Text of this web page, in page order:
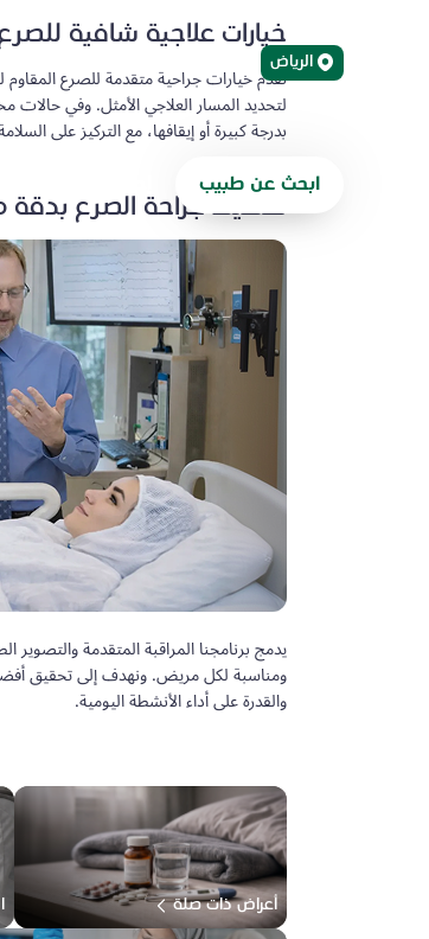
الرياض
ابحث عن طبيب
خيارات علاجية شافية
نقدّم خيارات جراحية متقدمة للصرع
لتحديد المسار العلاجي الأمثل. وفي
بدرجة كبيرة أو إيقافها، مع التركيز على
تخطيط جراحة الصرع
يدمج برنامجنا المراقبة المتقدمة
ومناسبة لكل مريض. ونهدف إلى تحقيق
والقدرة على أداء الأنشطة اليومية.
أعراض ذات صلة